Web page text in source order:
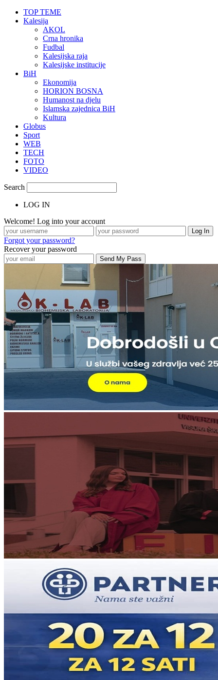
TOP TEME
Kalesija
AKOL
Crna hronika
Fudbal
Kalesijska raja
Kalesijske institucije
BiH
Ekonomija
HORION BOSNA
Humanost na djelu
Islamska zajednica BiH
Kultura
Globus
Sport
WEB
TECH
FOTO
VIDEO
Search
LOG IN
Welcome! Log into your account
Forgot your password?
Recover your password